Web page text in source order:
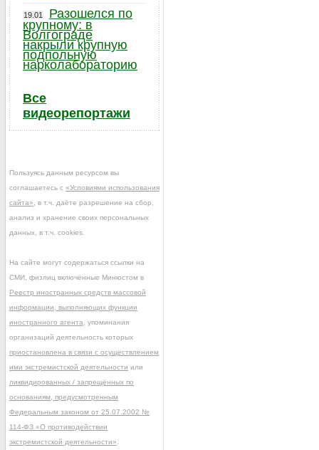
19.01
Разошелся по
крупному: в
Волгограде
накрыли крупную
подпольную
нарколабораторию
Все
видеорепортажи
Пользуясь данным ресурсом вы
соглашаетесь с «Условиями использования
сайта» , в т.ч. даёте разрешение на сбор,
анализ и хранение своих персональных
данных, в т.ч. cookies.
На сайте могут содержаться ссылки на
СМИ, физлиц включённые Минюстом в
Реестр иностранных средств массовой
информации, выполняющих функции
иностранного агента , упоминания
организаций деятельность которых
приостановлена в связи с осуществлением
ими экстремистской деятельности или
ликвидированных / запрещённых по
основаниям, предусмотренным
Федеральным законом от 25.07.2002 №
114-ФЗ «О противодействии
экстремистской деятельности»